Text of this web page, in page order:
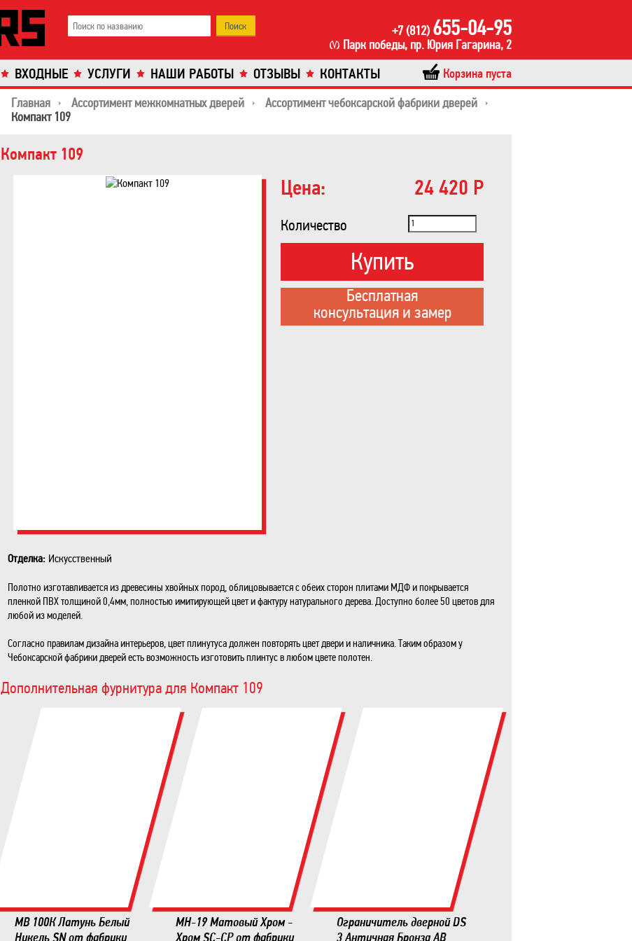
+7 (812) 655-04-95
Парк победы, пр. Юрия Гагарина, 2
ВХОДНЫЕ УСЛУГИ НАШИ РАБОТЫ ОТЗЫВЫ КОНТАКТЫ
Корзина пуста
Главная
Ассортимент межкомнатных дверей
Ассортимент чебоксарской фабрики дверей
Компакт 109
Компакт 109
Цена: 24 420 Р
Количество
Купить
Бесплатная
консультация и замер
Отделка: Искусственный
Полотно изготавливается из древесины хвойных пород, облицовывается с обеих сторон плитами МДФ и покрывается
пленкой ПВХ толщиной 0,4мм, полностью имитирующей цвет и фактуру натурального дерева. Доступно более 50 цветов для
любой из моделей.
Согласно правилам дизайна интерьеров, цвет плинутуса должен повторять цвет двери и наличника. Таким образом у
Чебоксарской фабрики дверей есть возможность изготовить плинтус в любом цвете полотен.
Дополнительная фурнитура для Компакт 109
MB 100К Латунь Белый
Никель SN от фабрики
MH-19 Матовый Хром -
Хром SC-CP от фабрики
Ограничитель дверной DS
3 Античная Бронза AB